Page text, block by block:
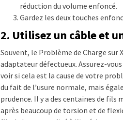
réduction du volume enfoncé.
Gardez les deux touches
2. Utilisez un câble et
Souvent, le Problème de Charge sur
adaptateur défectueux. Assurez-
voir si cela est la cause de votre
du fait de l’usure normale, mais
prudence. Il y a des centaines de
après beaucoup de torsion et de